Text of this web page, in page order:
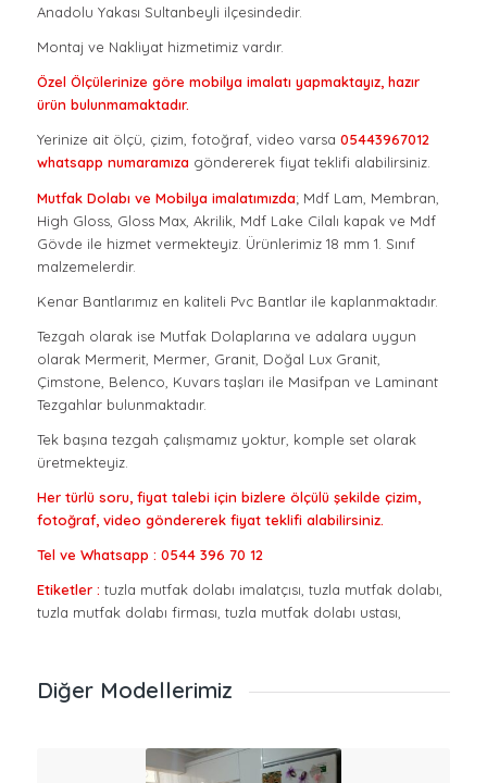
Anadolu Yakası Sultanbeyli ilçesindedir.
Montaj ve Nakliyat hizmetimiz vardır.
Özel Ölçülerinize göre mobilya imalatı yapmaktayız, hazır
ürün bulunmamaktadır.
Yerinize ait ölçü, çizim, fotoğraf, video varsa 05443967012
whatsapp numaramıza göndererek fiyat teklifi alabilirsiniz.
Mutfak Dolabı ve Mobilya imalatımızda; Mdf Lam, Membran,
High Gloss, Gloss Max, Akrilik, Mdf Lake Cilalı kapak ve Mdf
Gövde ile hizmet vermekteyiz. Ürünlerimiz 18 mm 1. Sınıf
malzemelerdir.
Kenar Bantlarımız en kaliteli Pvc Bantlar ile kaplanmaktadır.
Tezgah olarak ise Mutfak Dolaplarına ve adalara uygun
olarak Mermerit, Mermer, Granit, Doğal Lux Granit,
Çimstone, Belenco, Kuvars taşları ile Masifpan ve Laminant
Tezgahlar bulunmaktadır.
Tek başına tezgah çalışmamız yoktur, komple set olarak
üretmekteyiz.
Her türlü soru, fiyat talebi için bizlere ölçülü şekilde çizim,
fotoğraf, video göndererek fiyat teklifi alabilirsiniz.
Tel ve Whatsapp : 0544 396 70 12
Etiketler : tuzla mutfak dolabı imalatçısı, tuzla mutfak dolabı,
tuzla mutfak dolabı firması, tuzla mutfak dolabı ustası,
Diğer Modellerimiz